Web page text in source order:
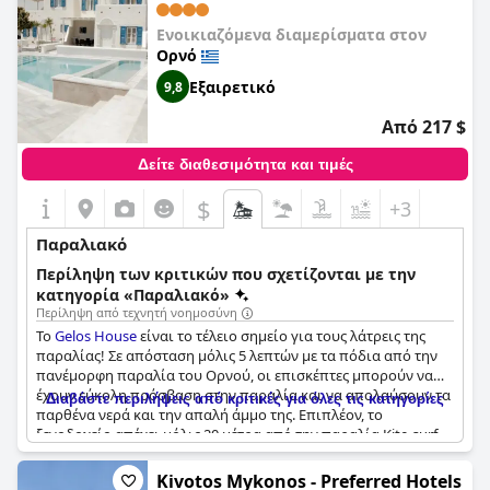
Ενοικιαζόμενα διαμερίσματα στον
Ορνό
9,8 Εξαιρετικό
Από 217 $
Δείτε διαθεσιμότητα και τιμές
$ +3
Παραλιακό
Περίληψη των κριτικών που σχετίζονται με την
κατηγορία «Παραλιακό»
Περίληψη από τεχνητή νοημοσύνη
ΤοGelos Houseείναι το τέλειο σημείο για τους λάτρεις της
παραλίας! Σε απόσταση μόλις 5 λεπτών με τα πόδια από την
πανέμορφη παραλία του Ορνού, οι επισκέπτες μπορούν να
έχουν εύκολη πρόσβαση στην παραλία και να απολαύσουν τα
παρθένα νερά και την απαλή άμμο της. Επιπλέον, το
ξενοδοχείο απέχει μόλις 20 μέτρα από την παραλία Kite-surf,
καθιστώντας το ένα εξαιρετικό σημείο για τους λάτρεις των
θαλάσσιων σπορ. Η παραλία είναι εύκολα ορατή από το
Διαβάστε περιλήψεις από κριτικές για όλες τις κατηγορίες
Kivotos Mykonos - Preferred Hotels